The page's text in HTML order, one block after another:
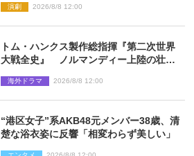
演劇 2026/8/8 12:00
トム・ハンクス製作総指揮『第二次世界
大戦全史』 ノルマンディー上陸の壮絶
海外ドラマ 2026/8/8 12:00
“港区女子”系AKB48元メンバー38歳、清
楚な浴衣姿に反響「相変わらず美しい」